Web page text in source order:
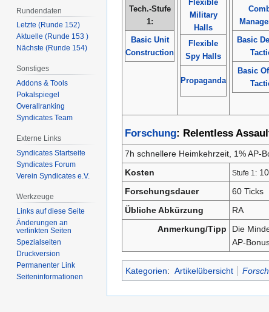
Tech.-Stufe
1:
Basic Unit
Construction
Flexible
Military
Halls
Flexible
Spy Halls
Propaganda
Basic
Basic
Forschung: Relentless
7h schnellere Heimkehrzeit, 1% AP-
Kosten
Stufe 1:
Forschungsdauer
60 Ticks
Übliche Abkürzung
RA
Anmerkung/Tipp
Die
AP-
Kategorien: Artikelübersicht
Rundendaten
Letzte (Runde 152)
Aktuelle (Runde 153 )
Nächste (Runde 154)
Sonstiges
Addons & Tools
Pokalspiegel
Overallranking
Syndicates Team
Externe Links
Syndicates Startseite
Syndicates Forum
Verein Syndicates e.V.
Werkzeuge
Links auf diese Seite
Änderungen an
verlinkten Seiten
Spezialseiten
Druckversion
Permanenter Link
Seiten­­informationen